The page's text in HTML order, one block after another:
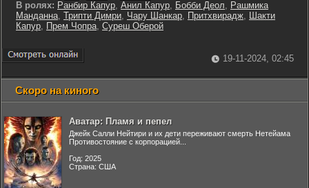
В ролях: Ранбир Капур, Анил Капур, Бобби Деол, Рашмика
Манданна, Трипти Димри, Чару Шанкар, Притхвирадж, Шакти
Капур, Прем Чопра, Суреш Оберой
19-11-2024, 02:45
Скоро на киного
Аватар: Пламя и пепел
Джейк Салли Нейтири и их дети переживают смерть Нетейама
Противостояние с корпорацией...
Год: 2025
Страна: США